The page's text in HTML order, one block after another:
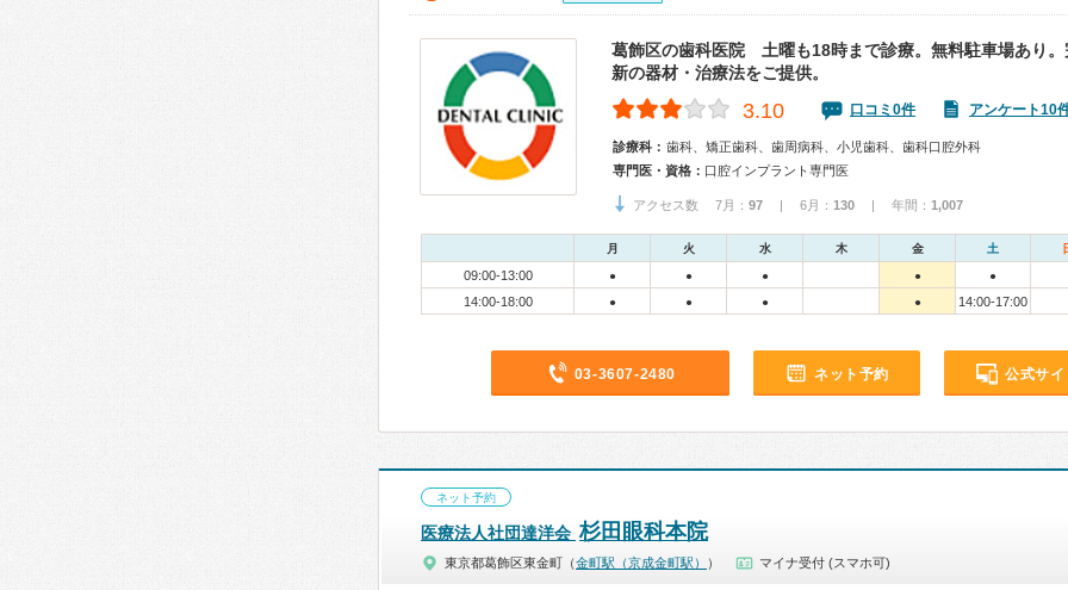
葛飾区の歯科医院 土曜も18時まで診療。無料駐車場あり。
新の器材・治療法をご提供。
3.10 口コミ0件 アンケート10
診療科： 歯科、矯正歯科、歯周病科、小児歯科、歯科口腔外科
専門医・資格： 口腔インプラント専門医
アクセス数 7月： 97 | 6月： 130 | 年間： 1,007
月 火 水 木 金 土
09:00-13:00 ● ● ● ● ●
14:00-18:00 ● ● ● ● 14:00-17:00
03-3607-2480 ネット予約 公式サイ
ネット予約
医療法人社団達洋会 杉田眼科本院
東京都葛飾区東金町（金町駅（京成金町駅） ） マイナ受付 (スマホ可)